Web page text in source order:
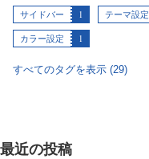
サイドバー
1 テーマ設定
カラー設定
1
すべてのタグを表示 (29)
最近の投稿